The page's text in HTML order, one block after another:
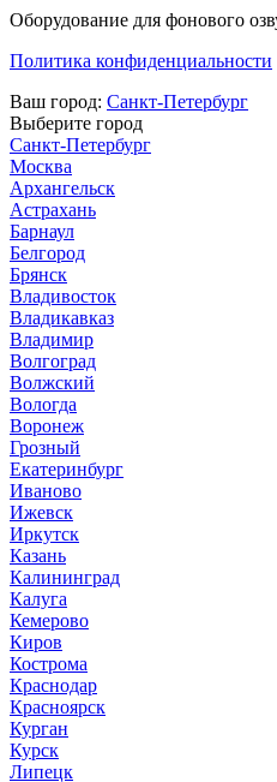
Оборудование для фонового
Политика конфиденциальности
Ваш город: Санкт-Петербург
Выберите город
Санкт-Петербург
Москва
Архангельск
Астрахань
Барнаул
Белгород
Брянск
Владивосток
Владикавказ
Владимир
Волгоград
Волжский
Вологда
Воронеж
Грозный
Екатеринбург
Иваново
Ижевск
Иркутск
Казань
Калининград
Калуга
Кемерово
Киров
Кострома
Краснодар
Красноярск
Курган
Курск
Липецк